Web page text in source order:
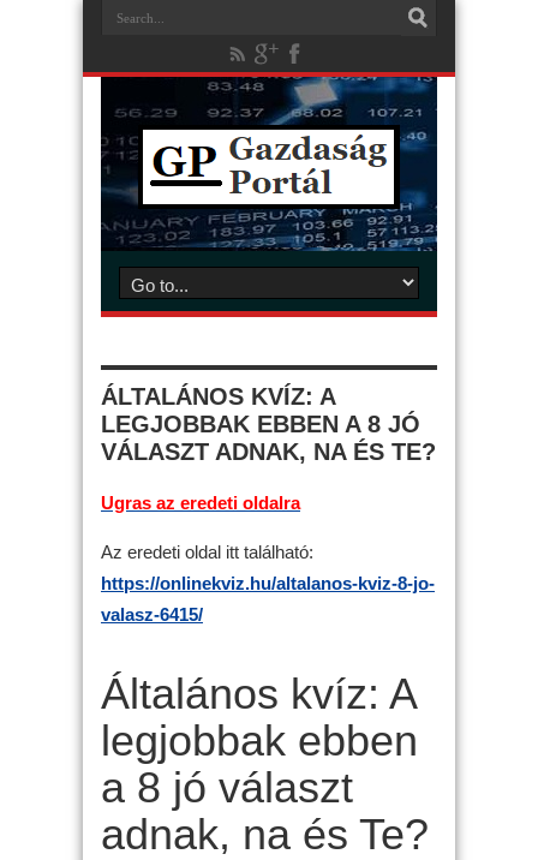
ÁLTALÁNOS KVÍZ: A
LEGJOBBAK EBBEN A 8 JÓ
VÁLASZT ADNAK, NA ÉS TE?
Ugras az eredeti oldalra
Az eredeti oldal itt található:
https://onlinekviz.hu/altalanos-kviz-8-jo-
valasz-6415/
Általános kvíz: A
legjobbak ebben
a 8 jó választ
adnak, na és Te?